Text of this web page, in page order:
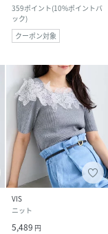
359ポイント(10%ポイントバ
ック)
クーポン対象
VIS
ニット
5,489 円